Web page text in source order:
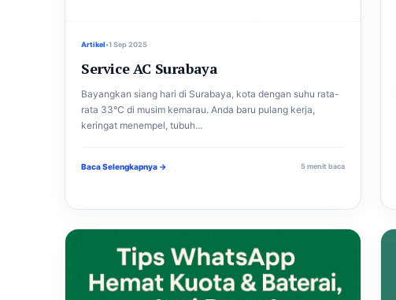
Artikel•1 Sep 2025
Service AC Surabaya
Bayangkan siang hari di Surabaya, kota dengan suhu rata-
rata 33°C di musim kemarau. Anda baru pulang kerja,
keringat menempel, tubuh...
Baca Selengkapnya → 5 menit baca